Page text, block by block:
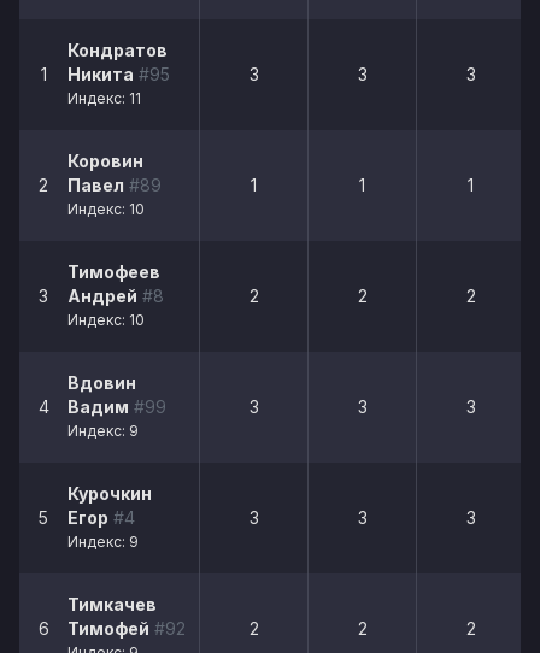
1
Кондратов
Никита #95
Индекс: 11
3 3 3
2
Коровин
Павел #89
Индекс: 10
1 1 1
3
Тимофеев
Андрей #8
Индекс: 10
2 2 2
4
Вдовин
Вадим #99
Индекс: 9
3 3 3
5
Курочкин
Егор #4
Индекс: 9
3 3 3
6
Тимкачев
Тимофей #92 2 2 2